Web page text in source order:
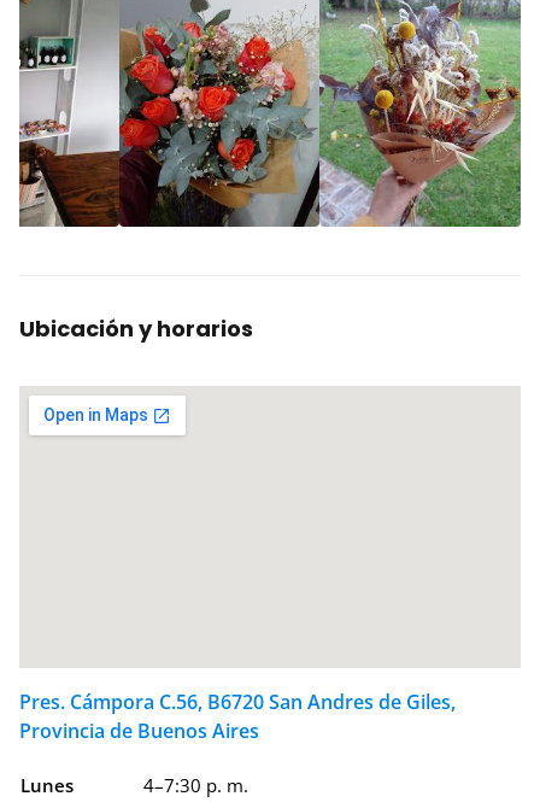
Ubicación y horarios
Pres. Cámpora C.56, B6720 San Andres de Giles,
Provincia de Buenos Aires
Lunes
4–7:30 p. m.